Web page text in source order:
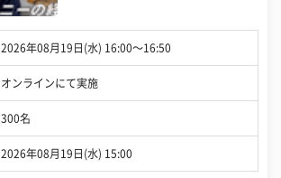
2026年08月19日(水) 16:00〜16:50
オンラインにて実施
300名
2026年08月19日(水) 15:00